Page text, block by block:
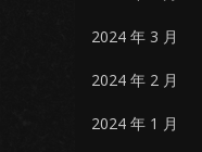
2024 年 3 月
2024 年 2 月
2024 年 1 月